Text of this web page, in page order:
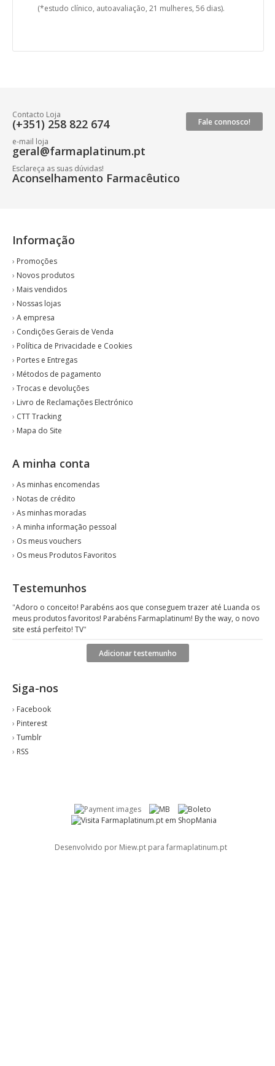
(*estudo clínico, autoavaliação, 21 mulheres, 56 dias).
Fale connosco!
Contacto Loja
(+351) 258 822 674
e-mail loja
geral@farmaplatinum.pt
Esclareça as suas dúvidas!
Aconselhamento Farmacêutico
Informação
› Promoções
› Novos produtos
› Mais vendidos
› Nossas lojas
› A empresa
› Condições Gerais de Venda
› Política de Privacidade e Cookies
› Portes e Entregas
› Métodos de pagamento
› Trocas e devoluções
› Livro de Reclamações Electrónico
› CTT Tracking
› Mapa do Site
A minha conta
› As minhas encomendas
› Notas de crédito
› As minhas moradas
› A minha informação pessoal
› Os meus vouchers
› Os meus Produtos Favoritos
Testemunhos
"Adoro o conceito! Parabéns aos que conseguem trazer até Luanda os
meus produtos favoritos! Parabéns Farmaplatinum! By the way, o novo
site está perfeito! TV"
Adicionar testemunho
Siga-nos
› Facebook
› Pinterest
› Tumblr
› RSS
Desenvolvido por Miew.pt para farmaplatinum.pt